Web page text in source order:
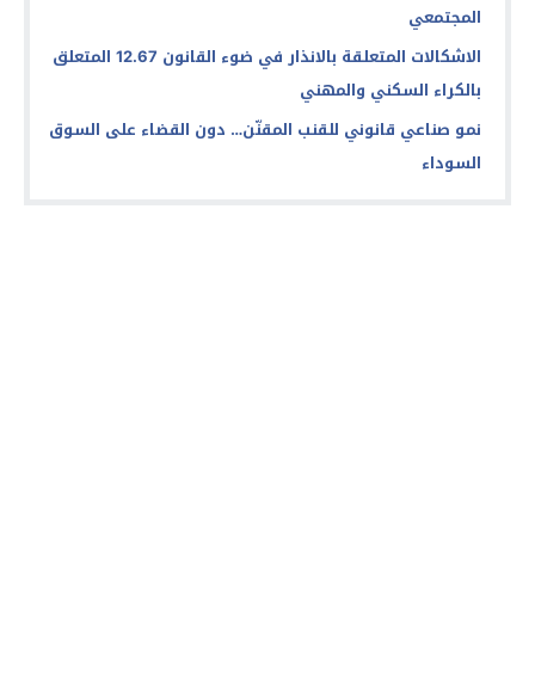
المجتمعي
الاشكالات المتعلقة بالانذار في ضوء القانون 12.67 المتعلق
بالكراء السكني والمهني
نمو صناعي قانوني للقنب المقنّن… دون القضاء على السوق
السوداء